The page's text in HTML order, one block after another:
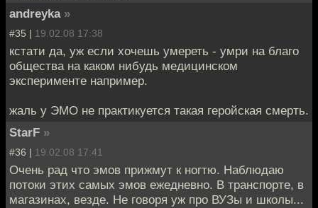
andreyka »
#35 | 19.02.08 17:38
кстати да, уж если хочешь умереть - умри на благо
общества на каком нибудь медицинском
эксперименте например.
жаль у ЭМО не практикуется такая геройская смерть.
StarF »
#36 | 19.02.08 17:41
Очень рад что эмов прижмут к ногтю. Наблюдаю
потоки этих самых эмов ежедневно. В транспорте, в
магазинах, везде. Не говоря уж про ВУЗы и школы...